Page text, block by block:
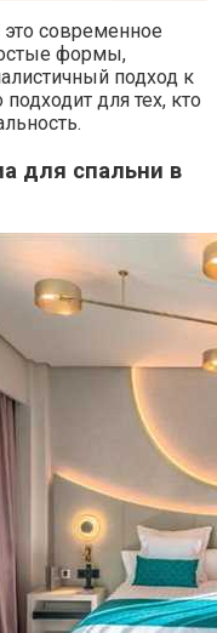
современное
формы,
подход к
для тех, кто
для спальни в